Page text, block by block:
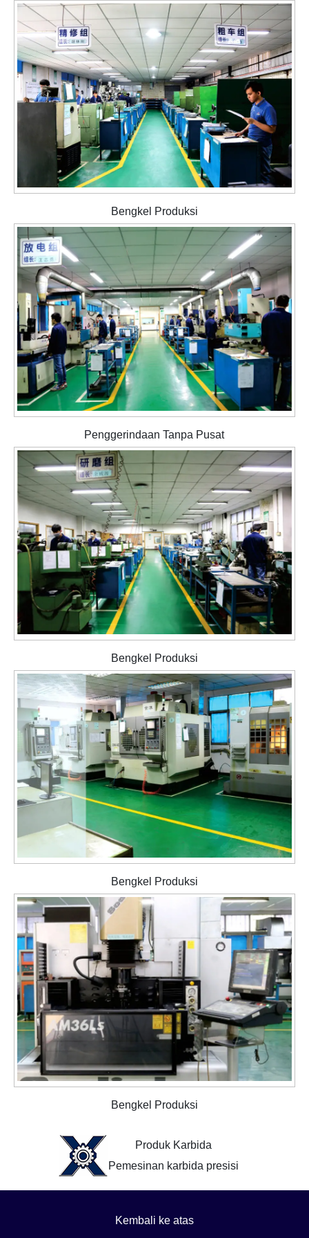
Bengkel Produksi
Penggerindaan Tanpa Pusat
Bengkel Produksi
Bengkel Produksi
Bengkel Produksi
Produk Karbida
Pemesinan karbida presisi
Kembali ke atas